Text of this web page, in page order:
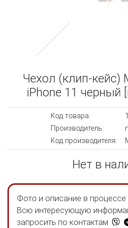
Чехол (клип-кейс)
iPhone 11 черный
Код товара:
Производитель:
Код производителя:
Нет в
Фото и описание в процессе
Всю интересующую
запросить по контактам